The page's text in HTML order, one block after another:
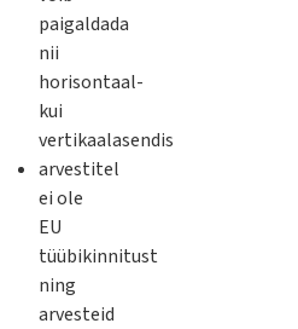
paigaldada
nii
horisontaal-
kui
vertikaalasendis
arvestitel
ei ole
EU
tüübikinnitust
ning
arvesteid